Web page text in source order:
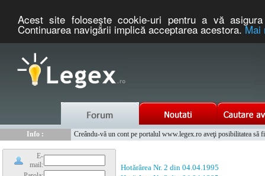
Acest site foloseşte cookie-uri pentru a vă
Continuarea navigării implică acceptarea acestora.Mai
Info :
Creându-vă un cont pe portalul www.legex.ro aveţi posibilitatea să
E-
mail:
Hotărârea Nr. 2 din 04.04.1995